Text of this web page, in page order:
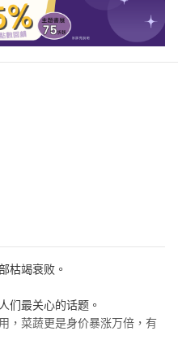
枯竭衰败。
们最关心的话题。
，菜蔬更是身价暴涨万倍，有